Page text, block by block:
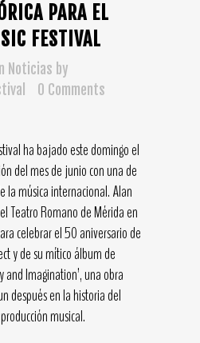
PARA EL
FESTIVAL
Noticias by
0 Comments
ha bajado este domingo el
del mes de junio con una de
la música internacional. Alan
Teatro Romano de Mérida en
celebrar el 50 aniversario de
y de su mítico álbum de
and Imagination’, una obra
después en la historia del
musical.